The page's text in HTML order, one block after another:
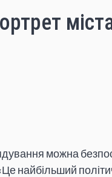
можна
найбільший